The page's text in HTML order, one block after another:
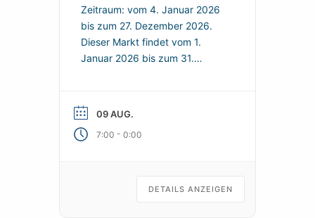
Zeitraum: vom 4. Januar 2026
bis zum 27. Dezember 2026.
Dieser Markt findet vom 1.
Januar 2026 bis zum 31.
der Nähe und nützliche
praktische Informationen, um
Ihren Besuch zu organisieren.
Schnäppchen suchen.
09 AUG.
7:00 - 0:00
DETAILS ANZEIGEN